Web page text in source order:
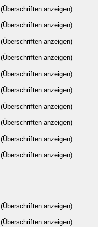
(Überschriften anzeigen)
(Überschriften anzeigen)
(Überschriften anzeigen)
(Überschriften anzeigen)
(Überschriften anzeigen)
(Überschriften anzeigen)
(Überschriften anzeigen)
(Überschriften anzeigen)
(Überschriften anzeigen)
(Überschriften anzeigen)
(Überschriften anzeigen)
(Überschriften anzeigen)